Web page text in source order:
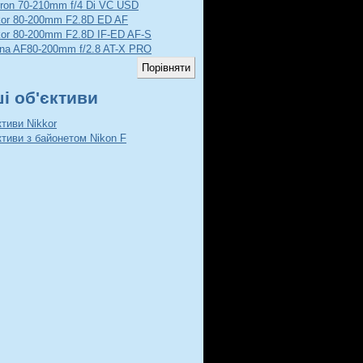
70-210mm f/4 Di VC USD
80-200mm F2.8D ED AF
80-200mm F2.8D IF-ED AF-S
AF80-200mm f/2.8 AT-X PRO
об'єктиви
Nikkor
з байонетом Nikon F